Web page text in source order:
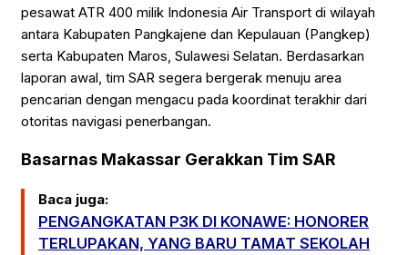
pesawat ATR 400 milik Indonesia Air Transport di wilayah
antara Kabupaten Pangkajene dan Kepulauan (Pangkep)
serta Kabupaten Maros, Sulawesi Selatan. Berdasarkan
laporan awal, tim SAR segera bergerak menuju area
pencarian dengan mengacu pada koordinat terakhir dari
otoritas navigasi penerbangan.
Basarnas Makassar Gerakkan Tim SAR
Baca juga:
PENGANGKATAN P3K DI KONAWE: HONORER
TERLUPAKAN, YANG BARU TAMAT SEKOLAH